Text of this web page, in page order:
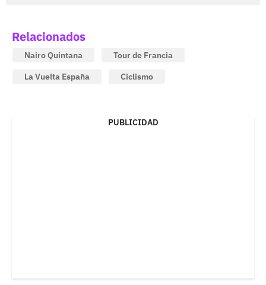
Relacionados
Nairo Quintana
Tour de Francia
La Vuelta España
Ciclismo
PUBLICIDAD